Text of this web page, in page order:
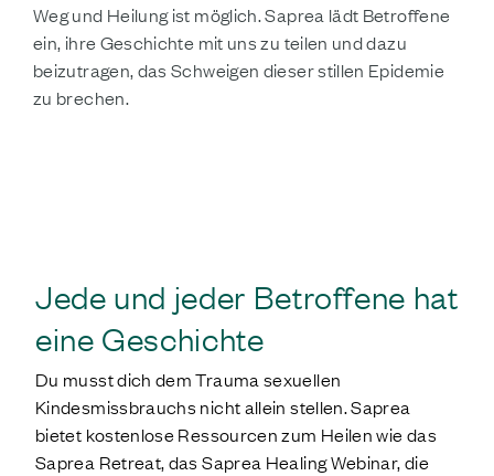
Weg und Heilung ist möglich. Saprea lädt Betroffene
ein, ihre Geschichte mit uns zu teilen und dazu
beizutragen, das Schweigen dieser stillen Epidemie
zu brechen.
Jede und jeder Betroffene hat
eine Geschichte
Du musst dich dem Trauma sexuellen
Kindesmissbrauchs nicht allein stellen. Saprea
bietet kostenlose Ressourcen zum Heilen wie das
Saprea Retreat, das Saprea Healing Webinar, die